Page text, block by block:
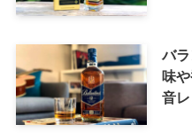
バ
味
音